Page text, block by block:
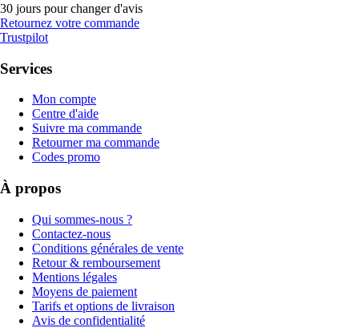
30 jours pour changer d'avis
Retournez votre commande
Trustpilot
Services
Mon compte
Centre d'aide
Suivre ma commande
Retourner ma commande
Codes promo
À propos
Qui sommes-nous ?
Contactez-nous
Conditions générales de vente
Retour & remboursement
Mentions légales
Moyens de paiement
Tarifs et options de livraison
Avis de confidentialité